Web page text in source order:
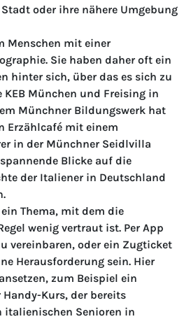
oder ihre nähere Umgebung
Menschen mit einer
Sie haben daher oft ein
hinter sich, über das es sich zu
KEB München und Freising in
Münchner Bildungswerk hat
Erzählcafé mit einem
in der Münchner Seidlvilla
Blicke auf die
der Italiener in Deutschland
Thema, mit dem die
wenig vertraut ist. Per App
vereinbaren, oder ein Zugticket
Herausforderung sein. Hier
zum Beispiel ein
Kurs, der bereits
italienischen Senioren in